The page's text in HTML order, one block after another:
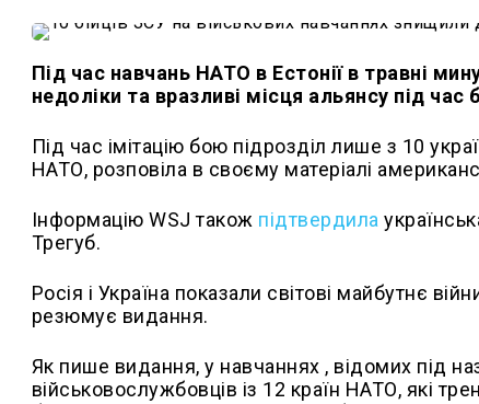
Під час навчань НАТО в Естонії в травні
недоліки та вразливі місця альянсу під
Під час імітацію бою підрозділ лише з 10
НАТО, розповіла в своєму матеріалі
Інформацію WSJ також підтвердила
Трегуб.
Росія і Україна показали світові майбутнє
резюмує видання.
Як пише видання, у навчаннях , відомих під
військовослужбовців із 12 країн НАТО, які